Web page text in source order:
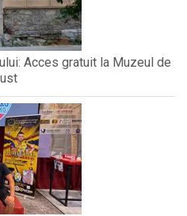
Acces gratuit la Muzeul de